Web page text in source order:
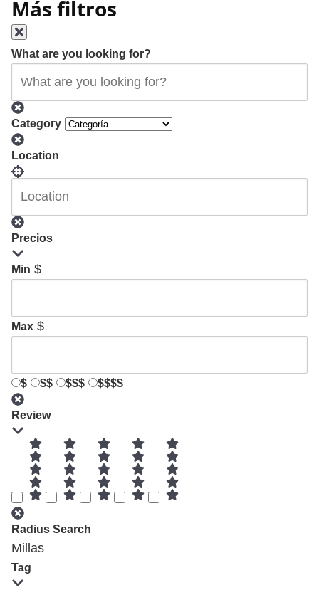
Más filtros
What are you looking for?
Category
Location
Precios
Min $
Max $
$ $$ $$$ $$$$
Review
Radius Search
Millas
Tag